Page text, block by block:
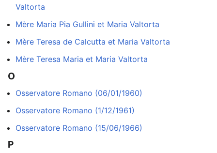
Valtorta
Mère Maria Pia Gullini et Maria Valtorta
Mère Teresa de Calcutta et Maria Valtorta
Mère Teresa Maria et Maria Valtorta
O
Osservatore Romano (06/01/1960)
Osservatore Romano (1/12/1961)
Osservatore Romano (15/06/1966)
P